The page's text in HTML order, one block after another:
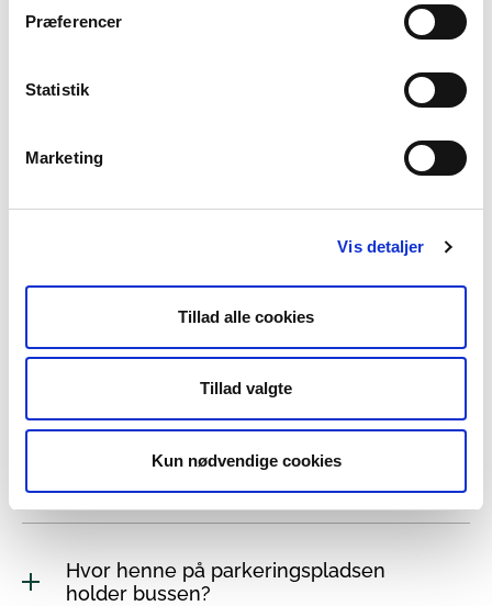
Præferencer
Statistik
Marketing
Vis detaljer
Tillad alle cookies
Tillad valgte
Kun nødvendige cookies
Her finder du veteranskibets
Spørgsmål til Nationalparkbussen
Hvor henne på parkeringspladsen
holder bussen?